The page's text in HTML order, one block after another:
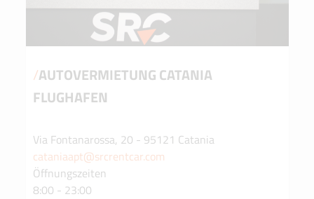
/AUTOVERMIETUNG CATANIA
FLUGHAFEN
Via Fontanarossa, 20 - 95121 Catania
cataniaapt@srcrentcar.com
Öffnungszeiten
8:00 - 23:00